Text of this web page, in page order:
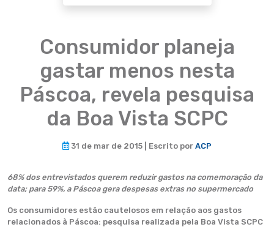
Consumidor planeja
gastar menos nesta
Páscoa, revela pesquisa
da Boa Vista SCPC
31 de mar de 2015 | Escrito por ACP
68% dos entrevistados querem reduzir gastos na comemoração da
data; para 59%, a Páscoa gera despesas extras no supermercado
Os consumidores estão cautelosos em relação aos gastos
relacionados à Páscoa: pesquisa realizada pela Boa Vista SCPC